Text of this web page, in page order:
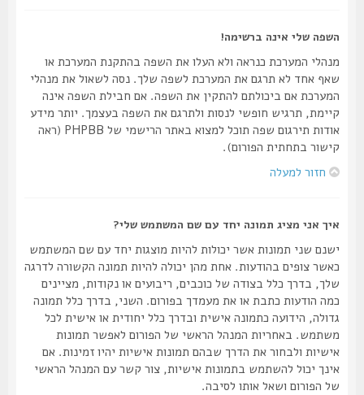
השפה שלי אינה ברשימה!
מנהלי המערכת כנראה ולא העלו את השפה בהתקנת המערכת או
שאף אחד לא תרגם את המערכת לשפה שלך. נסה לשאול את מנהלי
המערכת אם ביכולתם להתקין את השפה. אם חבילת השפה אינה
קיימת, תרגיש חופשי לנסות ולתרגם את השפה בעצמך. יותר מידע
אודות תירגום שפה תוכל למצוא באתר הרישמי של PHPBB (ראה
קישור בתחתית הפורום).
חזור למעלה
איך אני מציג תמונה יחד עם שם המשתמש שלי?
ישנם שני תמונות אשר יכולות להיות מוצגות יחד עם שם המשתמש
כאשר צופים בהודעות. אחת מהן יכולה להיות תמונה הקשורה לדרגה
שלך, בדרך כלל בצודה של כוכבים, ריבועים או נקודות, מציינים
כמה הודעות כתבת או את מעמדך בפורום. השני, בדרך כלל תמונה
גדולה, הידועה כתמונה אישית ובדרך כלל יחודית או אישית לכל
משתמש. באחריות המנהל הראשי של הפורום לאפשר תמונות
אישיות ולבחור את הדרך שבהם תמונות אישיות יהיו זמינות. אם
אינך יכול להשתמש בתמונות אישיות, צור קשר עם המנהל הראשי
של הפורום ושאל אותו לסיבה.